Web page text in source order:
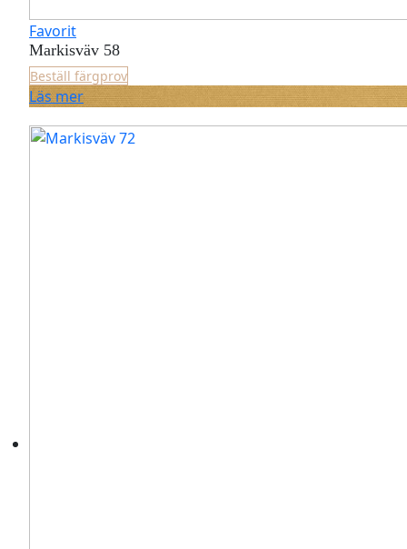
Favorit
Markisväv 58
Beställ färgprov
Läs mer